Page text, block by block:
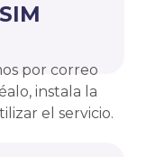
por correo
instala la
el servicio.